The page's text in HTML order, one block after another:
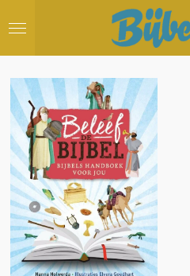
direct
hoofdinhoud